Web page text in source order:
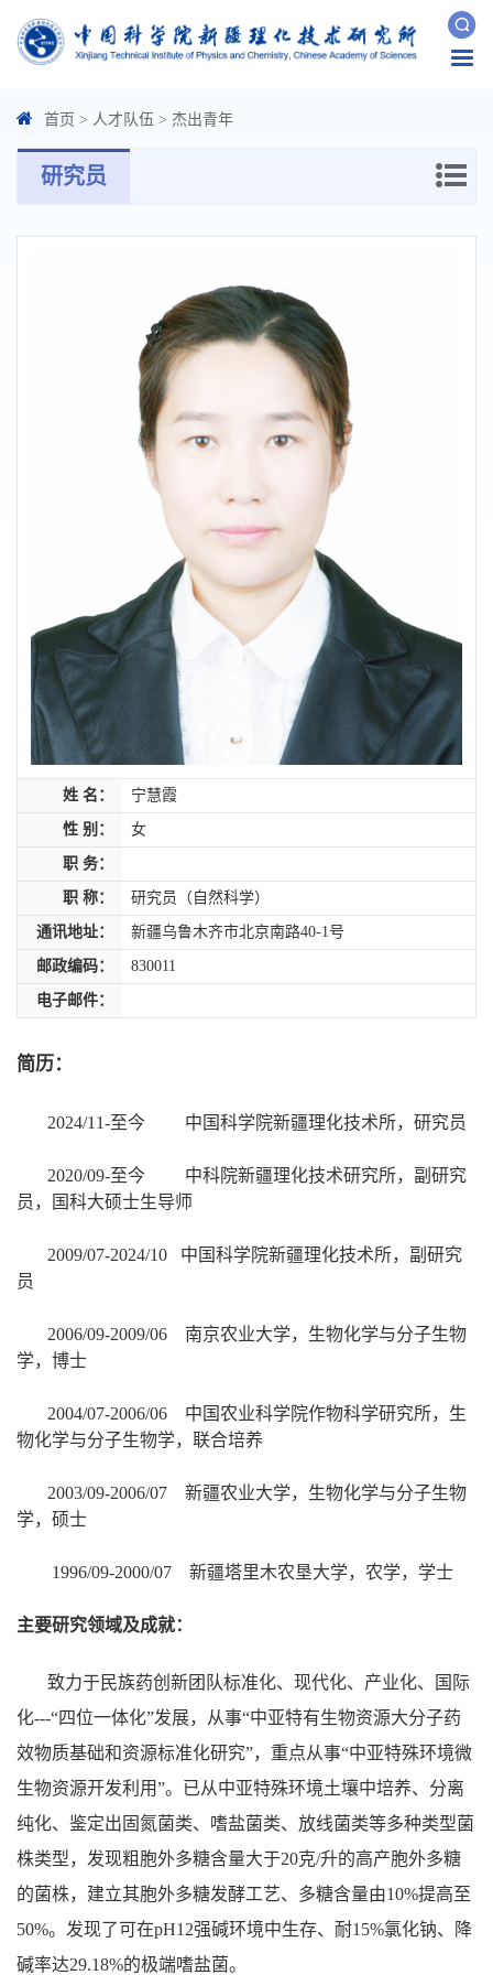
首页 > 人才队伍 > 杰出青年
研究员
姓 名： 宁慧霞
性 别： 女
职 务：
职 称： 研究员（自然科学）
通讯地址： 新疆乌鲁木齐市北京南路40-1号
邮政编码： 830011
电子邮件：
简历：
2024/11-至今 中国科学院新疆理化技术所，研究员
2020/09-至今 中科院新疆理化技术研究所，副研究
员，国科大硕士生导师
2009/07-2024/10 中国科学院新疆理化技术所，副研究
员
2006/09-2009/06
南京农业大学，生物化学与分子生物
学，博士
2004/07-2006/06
中国农业科学院作物科学研究所，生
物化学与分子生物学， 联合培养
2003/09-2006/07
新疆农业大学，生物化学与分子生物
学，硕士
1996/09-2000/07 新疆塔里木农垦大学，农学，学士
主要研究领域及成就：
致力于民族药创新团队标准化、现代化、产业化、国际
化---“四位一体化”发展，
从事“中亚特有生物资源大分子药
效物质基础和资源标准化研究”，重点从事“中亚特殊环境微
生物资源开发利用”。
已从中亚特殊环境土壤中培养、分离
纯化、鉴定出 固氮菌类、嗜盐菌类、放线菌类等多种类型菌
株类型，发现粗胞外多糖含量大于20克/升的高产胞外多糖
的菌株，建立其胞外多糖发酵工艺、多糖含量由10%提高至
50%。发现了可在pH12强碱环境中生存、耐15%氯化钠、降
碱率达29.18%的极端嗜盐菌。